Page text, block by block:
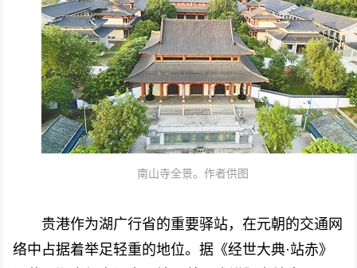
南山寺全景。作者供图
贵港作为湖广行省的重要驿站，在元朝的交通网
络中占据着举足轻重的地位。据《经世大典·站赤》